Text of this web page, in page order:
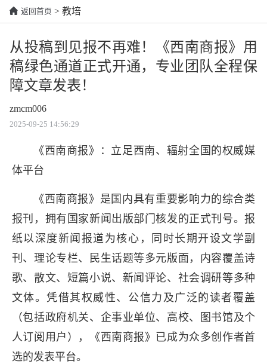
返回首页 > 教培
从投稿到见报不再难！《西南商报》用
稿绿色通道正式开通，专业团队全程保
障文章发表！
zmcm006
2025-09-25 14:56:29
《西南商报》：立足西南、辐射全国的权威媒
体平台
《西南商报》是国内具有重要影响力的综合类
报刊，拥有国家新闻出版部门核发的正式刊号。报
纸以深度新闻报道为核心，同时长期开设文学副
刊、理论专栏、民生话题等多元版面，内容覆盖诗
歌、散文、短篇小说、新闻评论、社会调研等多种
文体。凭借其权威性、公信力及广泛的读者覆盖
（包括政府机关、企事业单位、高校、图书馆及个
人订阅用户），《西南商报》已成为众多创作者首
选的发表平台。
从投稿到见报不再难！《
色通道正式开通，专业团